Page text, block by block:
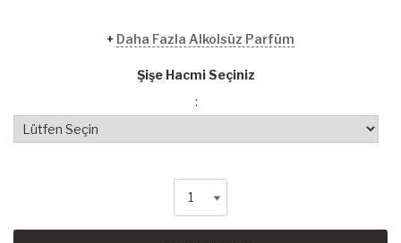
+ Daha Fazla Alkolsüz Parfüm
Şişe Hacmi Seçiniz
: